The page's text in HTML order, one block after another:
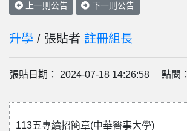
上一則公告 下一則公告
升學 / 張貼者 註冊組長
張貼日期： 2024-07-18 14:26:58 點閱：
113五專續招簡章(中華醫事大學)